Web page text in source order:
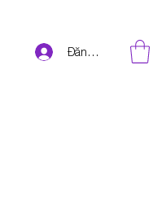
Đăng nhập